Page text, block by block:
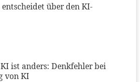
über den KI-
ist anders: Denkfehler bei
von KI